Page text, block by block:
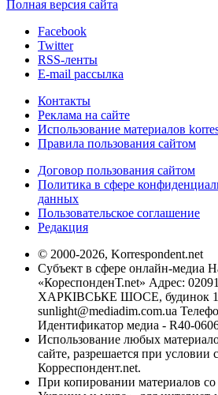
Полная версия сайта
Facebook
Twitter
RSS-ленты
E-mail рассылка
Контакты
Реклама на сайте
Использование материалов
Правила пользования сайтом
Договор пользования сайтом
Политика в сфере
данных
Пользовательское соглашение
Редакция
© 2000-2026, Korrespondent.net
Субъект в сфере онлайн-медиа
«КореспонденТ.net» Адрес:
ХАРКІВСЬКЕ ШОСЕ, будинок
sunlight@mediadim.com.ua
Идентификатор медиа - R40-
Использование любых
сайте, разрешается при условии
Корреспондент.net.
При копировании материалов